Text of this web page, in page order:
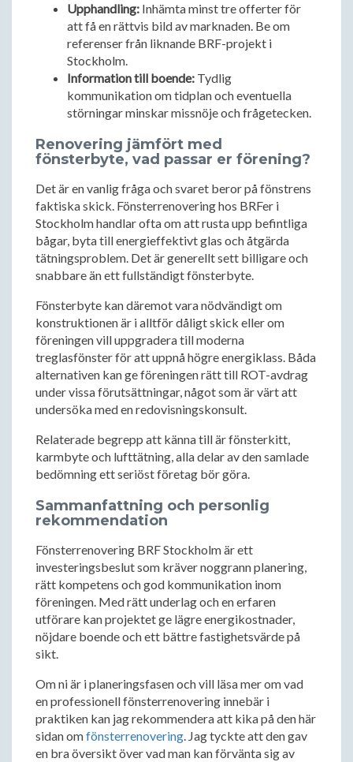
Upphandling: Inhämta minst tre offerter för
att få en rättvis bild av marknaden. Be om
referenser från liknande BRF-projekt i
Stockholm.
Information till boende: Tydlig
kommunikation om tidplan och eventuella
störningar minskar missnöje och frågetecken.
Renovering jämfört med
fönsterbyte, vad passar er förening?
Det är en vanlig fråga och svaret beror på fönstrens
faktiska skick. Fönsterrenovering hos BRFer i
Stockholm handlar ofta om att rusta upp befintliga
bågar, byta till energieffektivt glas och åtgärda
tätningsproblem. Det är generellt sett billigare och
snabbare än ett fullständigt fönsterbyte.
Fönsterbyte kan däremot vara nödvändigt om
konstruktionen är i alltför dåligt skick eller om
föreningen vill uppgradera till moderna
treglasfönster för att uppnå högre energiklass. Båda
alternativen kan ge föreningen rätt till ROT-avdrag
under vissa förutsättningar, något som är värt att
undersöka med en redovisningskonsult.
Relaterade begrepp att känna till är fönsterkitt,
karmbyte och lufttätning, alla delar av den samlade
bedömning ett seriöst företag bör göra.
Sammanfattning och personlig
rekommendation
Fönsterrenovering BRF Stockholm är ett
investeringsbeslut som kräver noggrann planering,
rätt kompetens och god kommunikation inom
föreningen. Med rätt underlag och en erfaren
utförare kan projektet ge lägre energikostnader,
nöjdare boende och ett bättre fastighetsvärde på
sikt.
Om ni är i planeringsfasen och vill läsa mer om vad
en professionell fönsterrenovering innebär i
praktiken kan jag rekommendera att kika på den här
sidan omfönsterrenovering. Jag tyckte att den gav
en bra översikt över vad man kan förvänta sig av